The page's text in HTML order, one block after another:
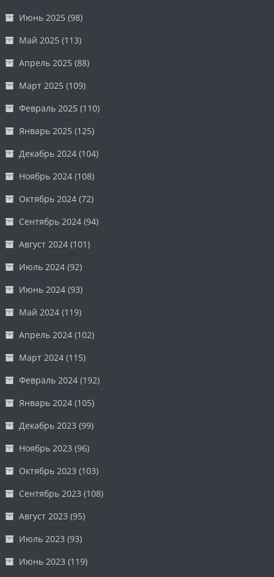
Июнь 2025 (98)
Май 2025 (113)
Апрель 2025 (88)
Март 2025 (109)
Февраль 2025 (110)
Январь 2025 (125)
Декабрь 2024 (104)
Ноябрь 2024 (108)
Октябрь 2024 (72)
Сентябрь 2024 (94)
Август 2024 (101)
Июль 2024 (92)
Июнь 2024 (93)
Май 2024 (119)
Апрель 2024 (102)
Март 2024 (115)
Февраль 2024 (192)
Январь 2024 (105)
Декабрь 2023 (99)
Ноябрь 2023 (96)
Октябрь 2023 (103)
Сентябрь 2023 (108)
Август 2023 (95)
Июль 2023 (93)
Июнь 2023 (119)